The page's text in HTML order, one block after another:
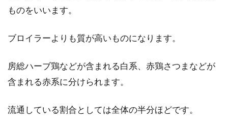
栄養を知る！
多い」という一...
ものをいいます。
ブロイラーよりも質が高いものになります。
房総ハーブ鶏などが含まれる白系、赤鶏さつまなどが
含まれる赤系に分けられます。
流通している割合としては全体の半分ほどです。